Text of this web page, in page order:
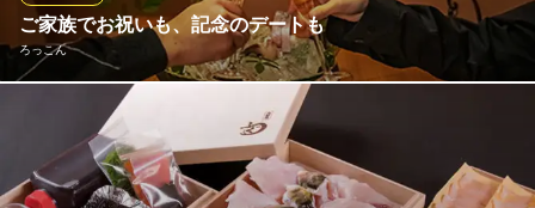
ご家族でお祝いも、記念のデートも
ろっこん
夜は、和食好きなカップルや、ご友人とのお食事に。昼は、ハレ
のお席に。当店は、カジュアルにも特別感を演出したい、そんな
皆様に重宝いただいております。コースで提供するのはもちろん
豊富な鮮魚料理。素材を活かした料理に、思わず微笑んでしまう